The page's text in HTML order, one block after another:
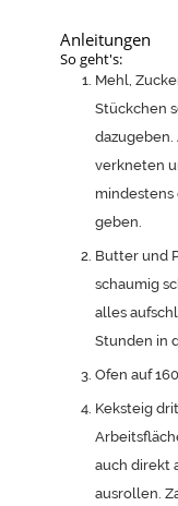
Anleitungen
So geht's:
Mehl,
Stückchen
dazugeben.
verkneten
mindestens
geben.
Butter und
schaumig
alles
Stunden in
Ofen auf
Keksteig
auch direkt
ausrollen.